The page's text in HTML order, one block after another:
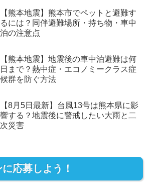
【熊本地震】熊本市でペットと避難す
るには？同伴避難場所・持ち物・車中
泊の注意点
【熊本地震】地震後の車中泊避難は何
日まで？熱中症・エコノミークラス症
候群を防ぐ方法
【8月5日最新】台風13号は熊本県に影
響する？地震後に警戒したい大雨と二
次災害
応募しよう！